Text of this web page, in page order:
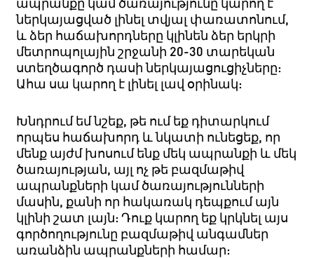
ներկայացված լինել տվյալ փառատոնում,
և ձեր հաճախորդները կլինեն ձեր երկրի
մետրոպոլային շրջանի 20-30 տարեկան
ստեղծագործ դասի ներկայացուցիչները:
Ահա սա կարող է լինել լավ օրինակ:
Խնդրում եմ նշեք, թե ում եք դիտարկում
որպես հաճախորդ և նկատի ունեցեք, որ
մենք այժմ խոսում ենք մեկ ապրանքի և մեկ
ծառայության, այլ ոչ թե բազմաթիվ
ապրանքների կամ ծառայությունների
մասին, քանի որ հակառակ դեպքում այն
կլինի շատ լայն: Դուք կարող եք կրկնել այս
գործողությունը բազմաթիվ անգամներ
առանձին ապրանքների համար: